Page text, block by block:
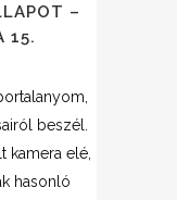
–
15.
beszél.
kamera elé,
hasonló